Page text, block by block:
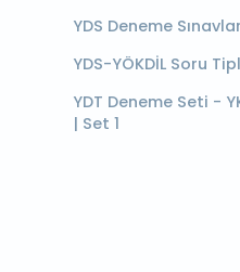
YDS Deneme
YDS-YÖKDİL Soru
YDT Deneme Seti -
| Set 1